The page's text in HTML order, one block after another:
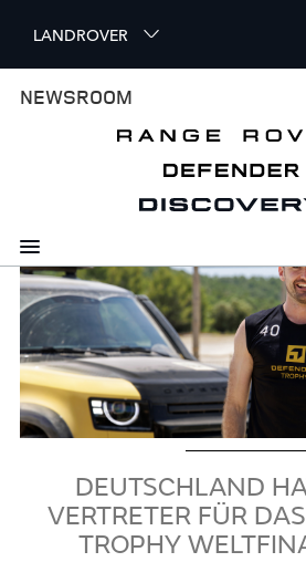
i
p
n
c
o
n
e
n
LANDROVER
NEWSROOM
Bild
DEUTSCHLAND
VERTRETER FÜR
TROPHY